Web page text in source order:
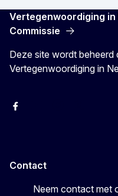
Vertegenwoordiging in
Commissie
Deze site wordt beheerd
Vertegenwoordiging in
Facebook
Contact
Neem contact met